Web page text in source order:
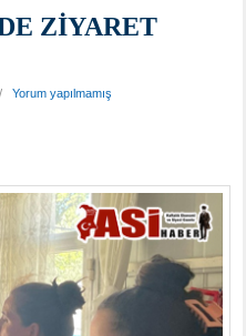
ZİYARET
/ Yorum yapılmamış